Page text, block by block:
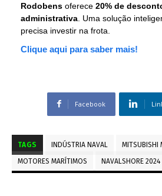
Rodobens oferece 20% de
administrativa . Uma solução
precisa investir na frota.
Clique aqui para saber mais!
Facebook
TAGS INDÚSTRIA NAVAL
MITSUBISHI
MOTORES MARÍTIMOS
NAVALSHORE 2024